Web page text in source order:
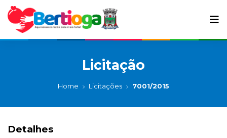
Licitação
Home Licitações 7001/2015
Detalhes